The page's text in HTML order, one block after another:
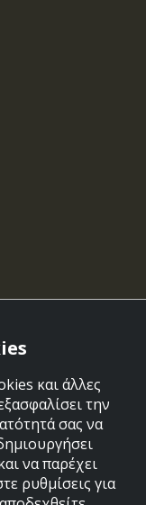
και άλλες
την
σας να
να παρέχει
ρυθμίσεις για